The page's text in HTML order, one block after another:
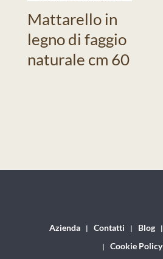
Mattarello in
legno di faggio
naturale cm 60
Azienda Contatti Blog
Cookie Policy